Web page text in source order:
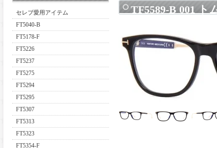
セレブ愛用アイテム
FT5040-B
FT5178-F
FT5226
FT5237
FT5275
FT5294
FT5295
FT5307
FT5313
FT5323
FT5354-F
TF5589-B 001 ト